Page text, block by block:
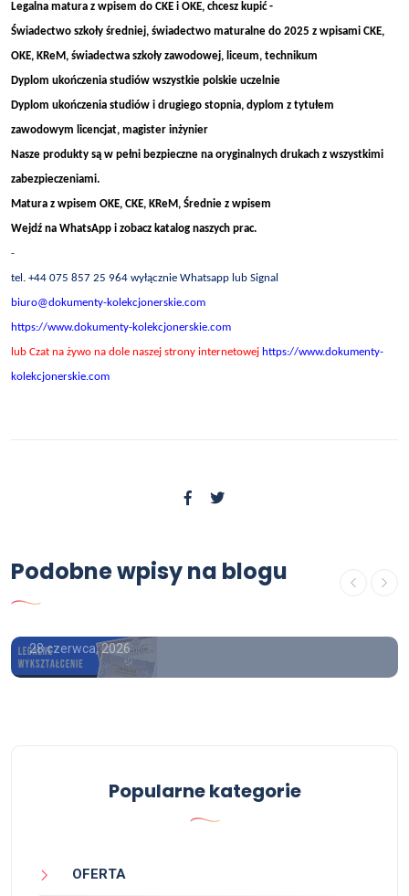
Legalna matura z wpisem do CKE i OKE, chcesz kupić -
Świadectwo szkoły średniej, świadectwo maturalne do 2025 z wpisami CKE,
OKE, KReM, świadectwa szkoły zawodowej, liceum, technikum
Dyplom ukończenia studiów wszystkie polskie uczelnie
Dyplom ukończenia studiów i drugiego stopnia, dyplom z tytułem
zawodowym licencjat, magister inżynier
Nasze produkty są w pełni bezpieczne na oryginalnych drukach z wszystkimi
zabezpieczeniami.
Matura z wpisem OKE, CKE, KReM, Średnie z wpisem
Wejdź na WhatsApp i zobacz katalog naszych prac.
-
tel. +44 075 857 25 964 wyłącznie Whatsapp lub Signal
biuro@dokumenty-kolekcjonerskie.com
https://www.dokumenty-kolekcjonerskie.com
lub Czat na żywo na dole naszej strony internetowej https://www.dokumenty-
kolekcjonerskie.com
Podobne wpisy na blogu
Tu kupisz maturę z wpisem,
świadectwo średnie z wpisem
28 czerwca, 2026
Popularne kategorie
OFERTA